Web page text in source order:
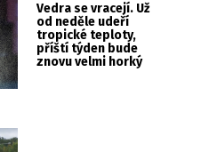
Vedra se vracejí. Už
od neděle udeří
tropické teploty,
příští týden bude
znovu velmi horký